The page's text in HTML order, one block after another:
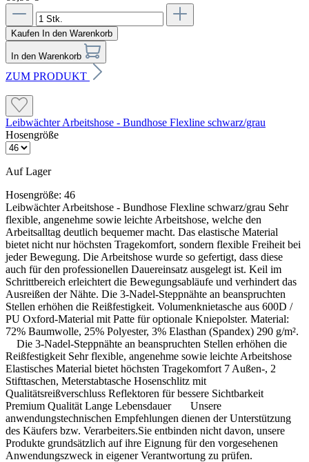
Kaufen In den Warenkorb
In den Warenkorb
ZUM PRODUKT
Leibwächter Arbeitshose - Bundhose Flexline schwarz/grau
Hosengröße
Auf Lager
Hosengröße: 46
Leibwächter Arbeitshose - Bundhose Flexline schwarz/grau Sehr
flexible, angenehme sowie leichte Arbeitshose, welche den
Arbeitsalltag deutlich bequemer macht. Das elastische Material
bietet nicht nur höchsten Tragekomfort, sondern flexible Freiheit bei
jeder Bewegung. Die Arbeitshose wurde so gefertigt, dass diese
auch für den professionellen Dauereinsatz ausgelegt ist. Keil im
Schrittbereich erleichtert die Bewegungsabläufe und verhindert das
Ausreißen der Nähte. Die 3-Nadel-Steppnähte an beanspruchten
Stellen erhöhen die Reißfestigkeit. Volumenknietasche aus 600D /
PU Oxford-Material mit Patte für optionale Kniepolster. Material:
72% Baumwolle, 25% Polyester, 3% Elasthan (Spandex) 290 g/m².
Die 3-Nadel-Steppnähte an beanspruchten Stellen erhöhen die
Reißfestigkeit Sehr flexible, angenehme sowie leichte Arbeitshose
Elastisches Material bietet höchsten Tragekomfort 7 Außen-, 2
Stifttaschen, Meterstabtasche Hosenschlitz mit
Qualitätsreißverschluss Reflektoren für bessere Sichtbarkeit
Premium Qualität Lange Lebensdauer Unsere
anwendungstechnischen Empfehlungen dienen der Unterstützung
des Käufers bzw. Verarbeiters.Sie entbinden nicht davon, unsere
Produkte grundsätzlich auf ihre Eignung für den vorgesehenen
Anwendungszweck in eigener Verantwortung zu prüfen.